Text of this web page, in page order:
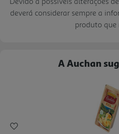
deverá considerar sempre a
produto que
A Auchan